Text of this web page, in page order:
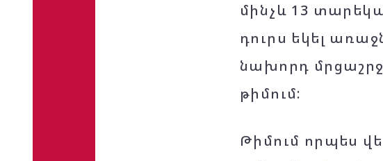
մինչև 13
դուրս եկել
նախորդ
թիմում:
Թիմում որպես